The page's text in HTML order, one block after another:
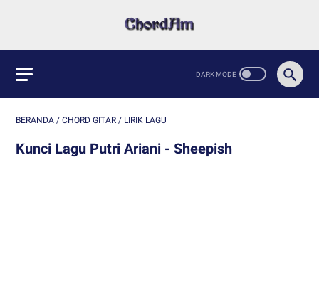
BERANDA / CHORD GITAR / LIRIK LAGU
Kunci Lagu Putri Ariani - Sheepish